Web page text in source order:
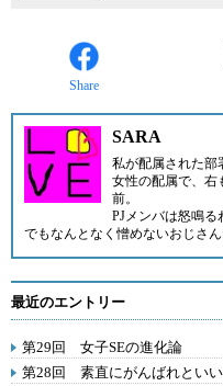
Share
SARA
私が配属された部
女性の配属で、右
前。
PJメンバは怒鳴る
でもなんとなく憎めないおじさ
最近のエントリー
第29回 女子SEの進化論
第28回 素直にがんばれといい